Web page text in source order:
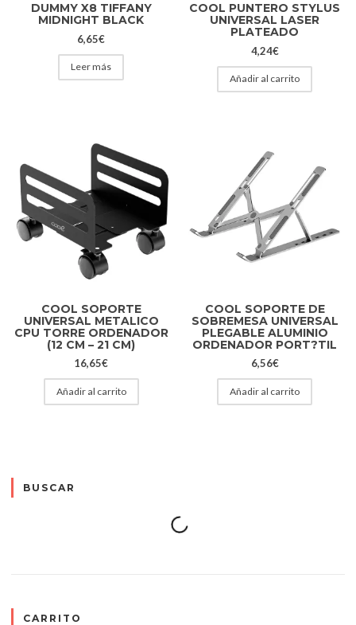
DUMMY X8 TIFFANY
MIDNIGHT BLACK
6,65€
Leer más
COOL PUNTERO STYLUS
UNIVERSAL LASER
PLATEADO
4,24€
Añadir al carrito
COOL SOPORTE
UNIVERSAL METALICO
CPU TORRE ORDENADOR
(12 CM – 21 CM)
16,65€
Añadir al carrito
COOL SOPORTE DE
SOBREMESA UNIVERSAL
PLEGABLE ALUMINIO
ORDENADOR PORT?TIL
6,56€
Añadir al carrito
BUSCAR
CARRITO